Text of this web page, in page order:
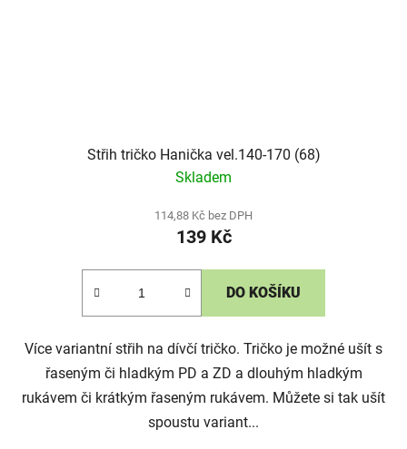
Střih tričko Hanička vel.140-170 (68)
Skladem
114,88 Kč bez DPH
139 Kč
DO KOŠÍKU
Více variantní střih na dívčí tričko. Tričko je možné ušít s
řaseným či hladkým PD a ZD a dlouhým hladkým
rukávem či krátkým řaseným rukávem. Můžete si tak ušít
spoustu variant...